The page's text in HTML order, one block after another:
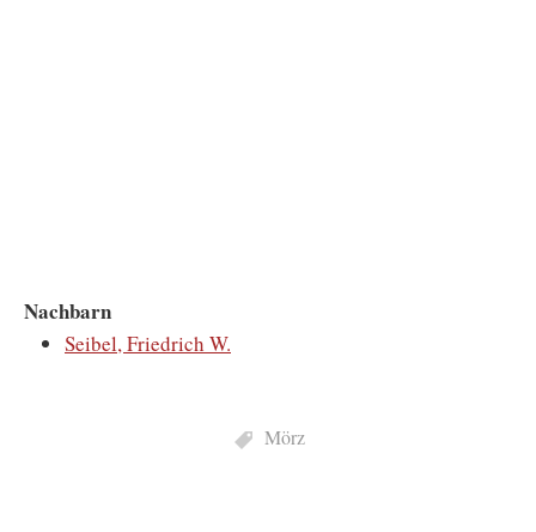
Nachbarn
Seibel, Friedrich W.
Mörz